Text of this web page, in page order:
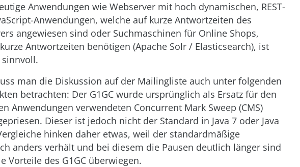
Anwendungen wie Webserver mit hoch dynamischen, REST-
Anwendungen, welche auf kurze Antwortzeiten des
angewiesen sind oder Suchmaschinen für Online Shops,
Antwortzeiten benötigen (Apache Solr / Elasticsearch), ist
man die Diskussion auf der Mailingliste auch unter folgenden
betrachten: Der G1GC wurde ursprünglich als Ersatz für den
Anwendungen verwendeten Concurrent Mark Sweep (CMS)
Dieser ist jedoch nicht der Standard in Java 7 oder Java
hinken daher etwas, weil der standardmäßige
anders verhält und bei diesem die Pausen deutlich länger sind
Vorteile des G1GC überwiegen.